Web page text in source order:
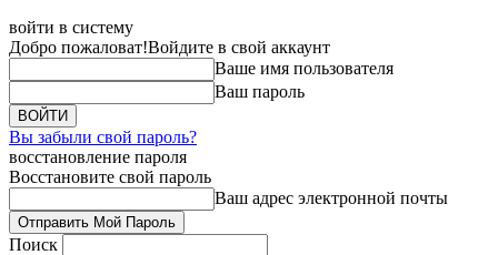
войти в систему
Добро пожаловат!Войдите в свой аккаунт
Ваше имя пользователя
Ваш пароль
Вы забыли свой пароль?
восстановление пароля
Восстановите свой пароль
Ваш адрес электронной почты
Поиск